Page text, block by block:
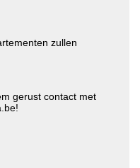
zullen
gerust contact met